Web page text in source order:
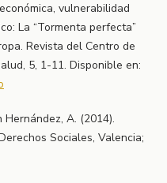
vulnerabilidad
La “Tormenta perfecta”
Revista del Centro de
5, 1-11. Disponible en:
Hernández, A. (2014).
Sociales, Valencia;